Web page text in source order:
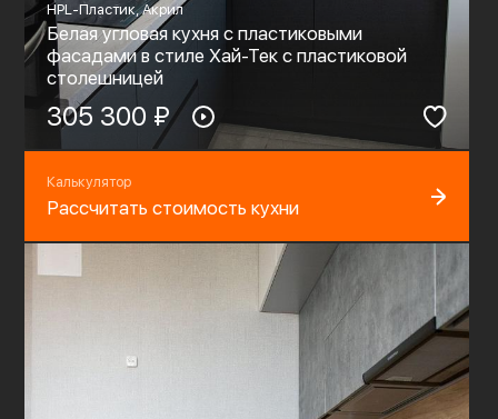
HPL-Пластик, Акрил
Белая угловая кухня с пластиковыми
фасадами в стиле Хай-Тек с пластиковой
столешницей
305 300 ₽
Калькулятор
Рассчитать стоимость кухни